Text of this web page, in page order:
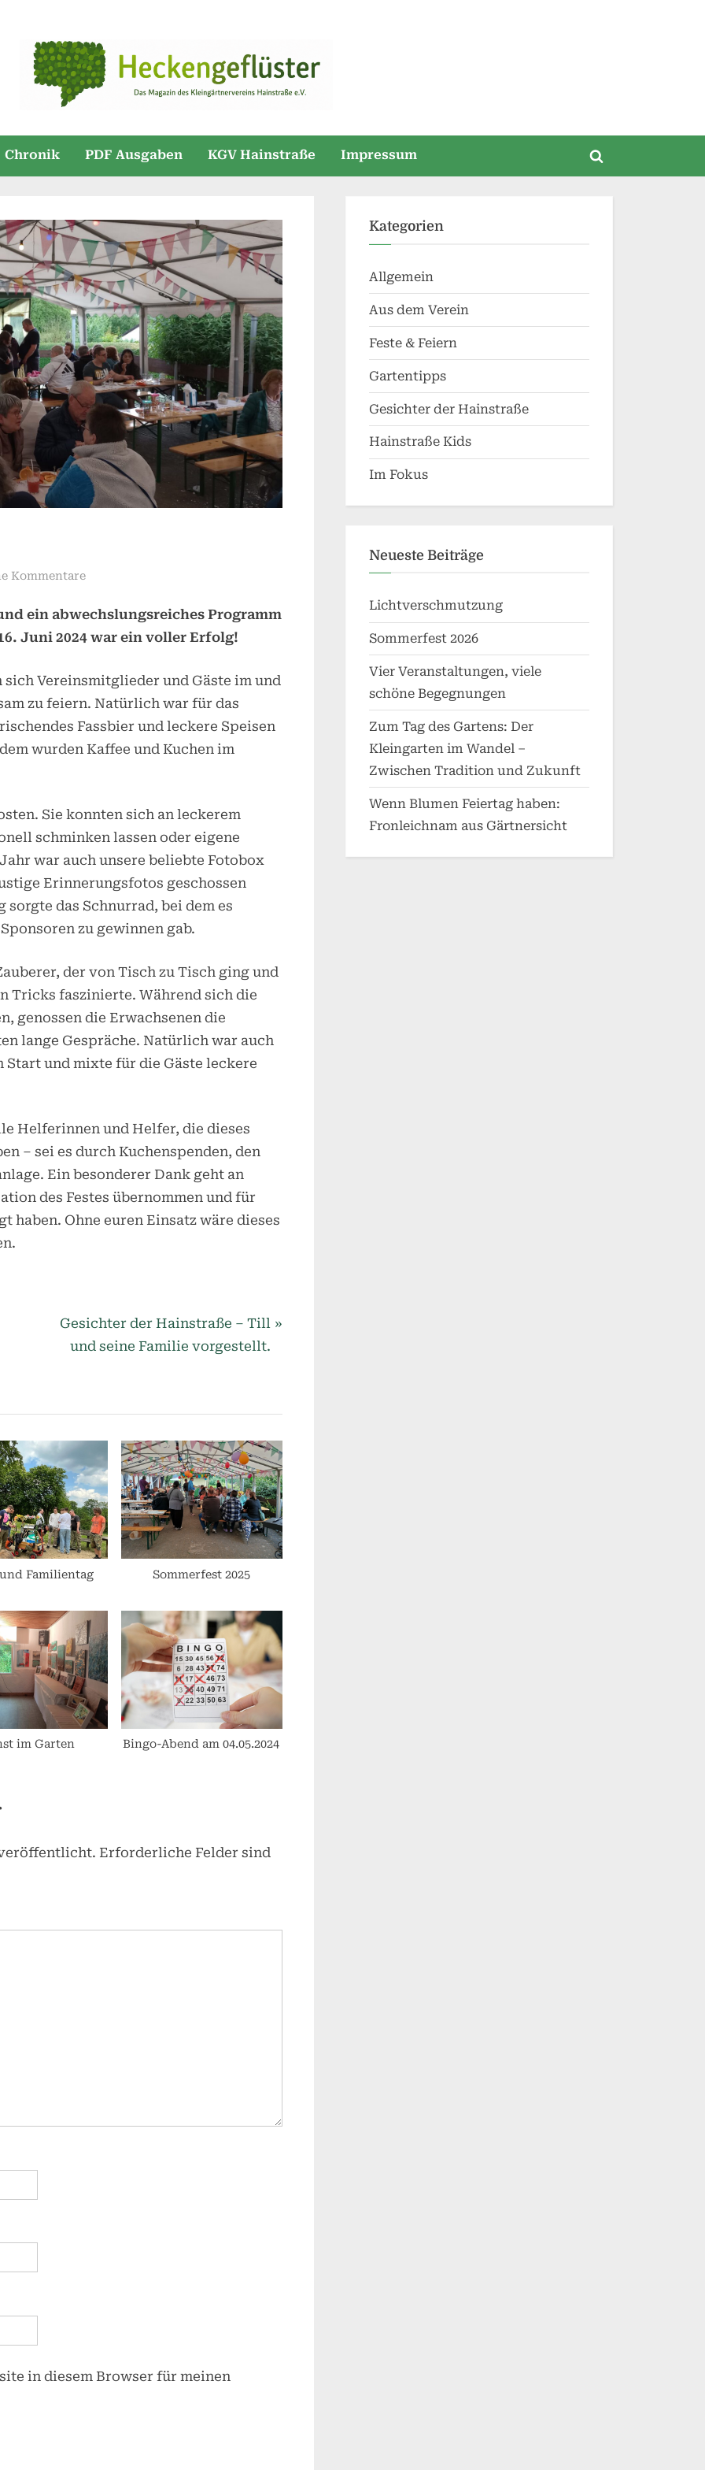
Chronik PDF Ausgaben KGV Hainstraße Impressum
Toggle
Kommentarezu
2024
ein abwechslungsreiches Programm
Juni 2024 war ein voller Erfolg!
sich Vereinsmitglieder und Gäste im und
zu feiern. Natürlich war für das
Fassbier und leckere Speisen
wurden Kaffee und Kuchen im
Sie konnten sich an leckerem
schminken lassen oder eigene
war auch unsere beliebte Fotobox
Erinnerungsfotos geschossen
das Schnurrad, bei dem es
zu gewinnen gab.
der von Tisch zu Tisch ging und
Tricks faszinierte. Während sich die
genossen die Erwachsenen die
lange Gespräche. Natürlich war auch
und mixte für die Gäste leckere
Helferinnen und Helfer, die dieses
– sei es durch Kuchenspenden, den
Ein besonderer Dank geht an
des Festes übernommen und für
haben. Ohne euren Einsatz wäre dieses
N
P
s
t
:
Gesichter der Hainstraße – Till
und seine Familie vorgestellt.
Familientag Sommerfest 2025
im Garten Bingo-Abend am 04.05.2024
Erforderliche Felder sind
in diesem Browser für meinen
Kategorien
Allgemein
Aus dem Verein
Feste & Feiern
Gartentipps
Gesichter der Hainstraße
Hainstraße Kids
Im Fokus
Neueste Beiträge
Lichtverschmutzung
Sommerfest 2026
Vier Veranstaltungen, viele
schöne Begegnungen
Zum Tag des Gartens: Der
Kleingarten im Wandel –
Zwischen Tradition und Zukunft
Wenn Blumen Feiertag haben:
Fronleichnam aus Gärtnersicht